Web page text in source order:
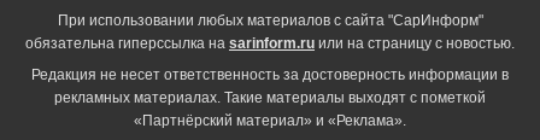
При использовании любых материалов с сайта "СарИнформ"
обязательна гиперссылка на sarinform.ru или на страницу с новостью.
Редакция не несет ответственность за достоверность информации в
рекламных материалах. Такие материалы выходят с пометкой
«Партнёрский материал» и «Реклама».